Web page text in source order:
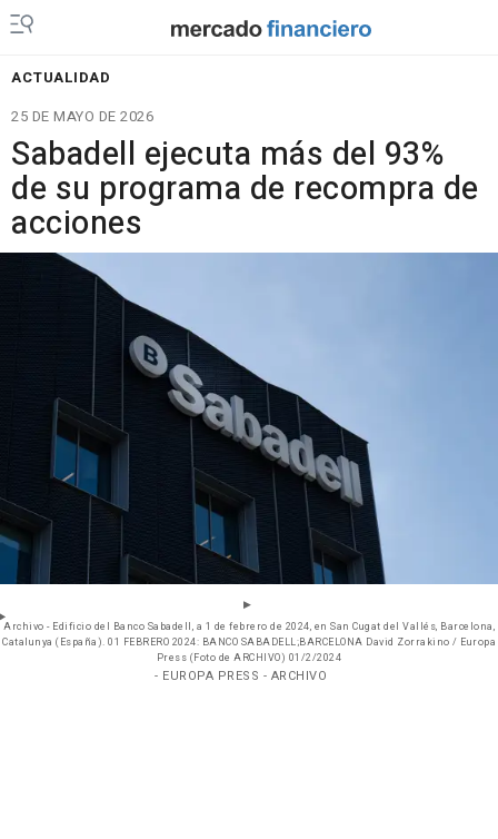
ACTUALIDAD
25 DE MAYO DE 2026
Sabadell ejecuta más del 93%
de su programa de recompra de
acciones
Archivo - Edificio del Banco Sabadell, a 1 de febrero de 2024, en San Cugat del Vallés, Barcelona,
Catalunya (España). 01 FEBRERO 2024: BANCO SABADELL;BARCELONA David Zorrakino / Europa
Press (Foto de ARCHIVO) 01/2/2024
- EUROPA PRESS - ARCHIVO